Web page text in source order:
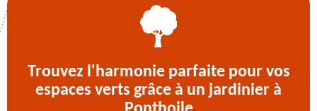
Trouvez l'harmonie parfaite pour vos
espaces verts grâce à un jardinier à